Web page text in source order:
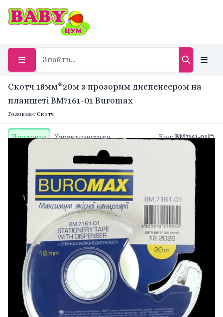
Скотч 18мм*20м з прозорим диспенсером на
планшеті BM7161-01 Buromax
Головна< Скотч
Про товар Характеристики Код:BM7161-01